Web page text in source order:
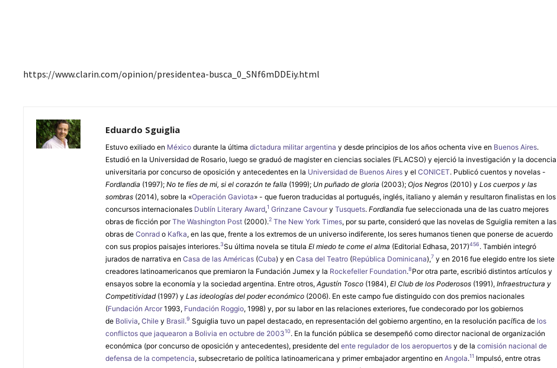
https://www.clarin.com/opinion/presidentea-busca_0_SNf6mDDEiy.html
Eduardo Sguiglia
Estuvo exiliado en México durante la última dictadura militar argentina y desde principios de los años ochenta vive en Buenos Aires.
Estudió en la Universidad de Rosario, luego se graduó de magister en ciencias sociales (FLACSO) y ejerció la investigación y la docencia
universitaria por concurso de oposición y antecedentes en la Universidad de Buenos Aires y el CONICET. Publicó cuentos y novelas -
Fordlandia (1997); No te fíes de mi, si el corazón te falla (1999); Un puñado de gloria (2003); Ojos Negros (2010) y Los cuerpos y las
sombras (2014), sobre la «Operación Gaviota» - que fueron traducidas al portugués, inglés, italiano y alemán y resultaron finalistas en los
concursos internacionales Dublín Literary Award,1 Grinzane Cavour y Tusquets. Fordlandia fue seleccionada una de las cuatro mejores
obras de ficción porThe Washington Post (2000).2 The New York Times, por su parte, consideró que las novelas de Sguiglia remiten a las
obras de Conrad o Kafka, en las que, frente a los extremos de un universo indiferente, los seres humanos tienen que ponerse de acuerdo
con sus propios paisajes interiores.3​ Su última novela se titula El miedo te come el alma (Editorial Edhasa, 2017)456​. También integró
jurados de narrativa en Casa de las Américas (Cuba) y en Casa del Teatro (República Dominicana),7 ​ y en 2016 fue elegido entre los siete
creadores latinoamericanos que premiaron la Fundación Jumex y la Rockefeller Foundation.8​ Por otra parte, escribió distintos artículos y
ensayos sobre la economía y la sociedad argentina. Entre otros, Agustín Tosco (1984), El Club de los Poderosos (1991), Infraestructura y
Competitividad(1997) y Las ideologías del poder económico (2006). En este campo fue distinguido con dos premios nacionales
(Fundación Arcor 1993, Fundación Roggio, 1998) y, por su labor en las relaciones exteriores, fue condecorado por los gobiernos
de Bolivia, Chile y Brasil.9 ​ Sguiglia tuvo un papel destacado, en representación del gobierno argentino, en la resolución pacífica de los
conflictos que jaquearon a Bolivia en octubre de 200310​. En la función pública se desempeñó como director nacional de organización
económica (por concurso de oposición y antecedentes), presidente del ente regulador de los aeropuertos y de la comisión nacional de
defensa de la competencia, subsecretario de política latinoamericana y primer embajador argentino en Angola.11 ​ Impulsó, entre otras